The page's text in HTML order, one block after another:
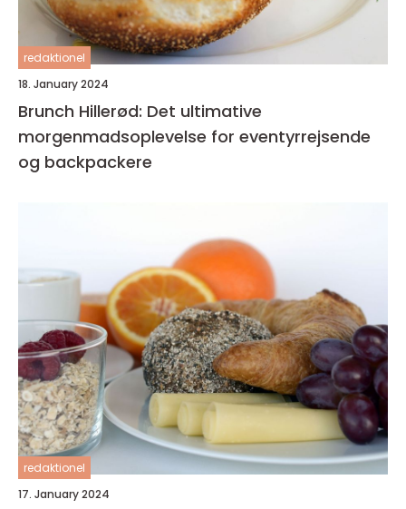
redaktionel
18. January 2024
Brunch Hillerød: Det ultimative
morgenmadsoplevelse for eventyrrejsende
og backpackere
redaktionel
17. January 2024